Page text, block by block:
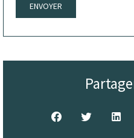
ENVOYER